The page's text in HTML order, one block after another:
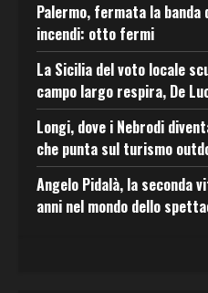
Palermo, fermata la banda
incendi: otto fermi
La Sicilia del voto locale
campo largo respira, De
Longi, dove i Nebrodi
che punta sul turismo
Angelo Pidalà, la seconda
anni nel mondo dello